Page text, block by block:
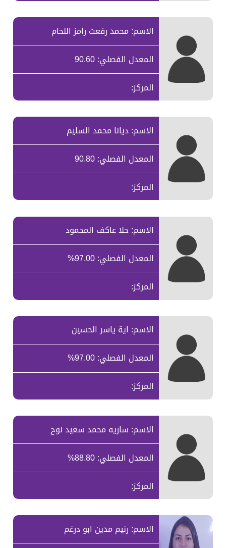
الاسم: محمد رفعت رامز اللحام
المعدل الفصلي: 90.60
المركز:
الاسم: ديانا محمد السليم
المعدل الفصلي: 90.80
المركز:
الاسم: حلا عاكف المحمود
المعدل الفصلي: 97.00%
المركز:
الاسم: اية ياسر الحسين
المعدل الفصلي: 97.00%
المركز:
الاسم: ساريه محمد سعيد نوح
المعدل الفصلي: 88.80%
المركز:
الاسم: رنيم مدين ابو درغم